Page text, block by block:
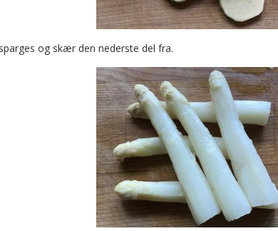
og skær den nederste del fra.